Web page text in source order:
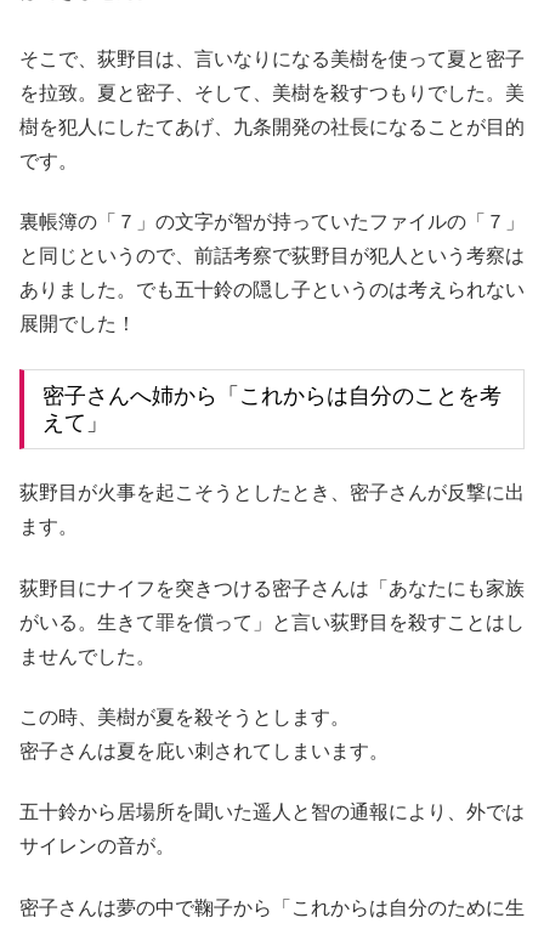
そこで、荻野目は、言いなりになる美樹を使って夏と密子
を拉致。夏と密子、そして、美樹を殺すつもりでした。美
樹を犯人にしたてあげ、九条開発の社長になることが目的
です。
裏帳簿の「７」の文字が智が持っていたファイルの「７」
と同じというので、前話考察で荻野目が犯人という考察は
ありました。でも五十鈴の隠し子というのは考えられない
展開でした！
密子さんへ姉から「これからは自分のことを考
えて」
荻野目が火事を起こそうとしたとき、密子さんが反撃に出
ます。
荻野目にナイフを突きつける密子さんは「あなたにも家族
がいる。生きて罪を償って」と言い荻野目を殺すことはし
ませんでした。
この時、美樹が夏を殺そうとします。
密子さんは夏を庇い刺されてしまいます。
五十鈴から居場所を聞いた遥人と智の通報により、外では
サイレンの音が。
密子さんは夢の中で鞠子から「これからは自分のために生